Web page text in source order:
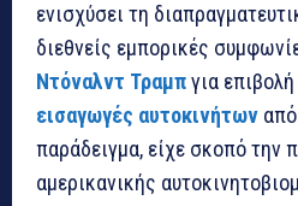
ενισχύσει τη
διεθνείς εμπορικές
Ντόναλντ Τραμπγια επιβολή
εισαγωγές αυτοκινήτων
παράδειγμα, είχε σκοπό την
αμερικανικής